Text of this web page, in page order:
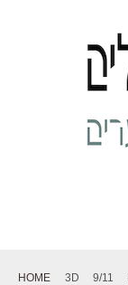
HOME 3D 9/11